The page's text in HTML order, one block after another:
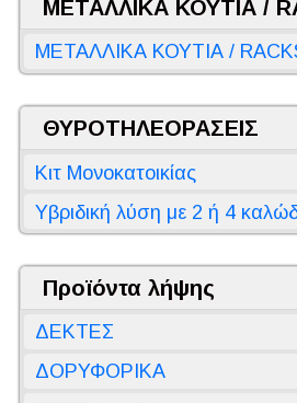
ΜΕΤΑΛΛΙΚΑ ΚΟΥΤΙΑ /
ΜΕΤΑΛΛΙΚΑ ΚΟΥΤΙΑ /
ΘΥΡΟΤΗΛΕΟΡΑΣΕΙΣ
Κιτ Μονοκατοικίας
Υβριδική λύση με 2 ή 4
Προϊόντα λήψης
ΔΕΚΤΕΣ
ΔΟΡΥΦΟΡΙΚΑ